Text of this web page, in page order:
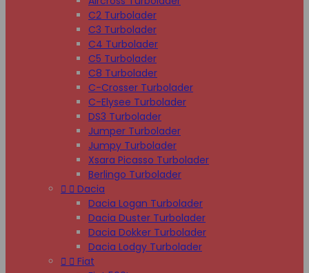
C2 Turbolader
C3 Turbolader
C4 Turbolader
C5 Turbolader
C8 Turbolader
C-Crosser Turbolader
C-Elysee Turbolader
DS3 Turbolader
Jumper Turbolader
Jumpy Turbolader
Xsara Picasso Turbolader
Berlingo Turbolader
  Dacia
Dacia Logan Turbolader
Dacia Duster Turbolader
Dacia Dokker Turbolader
Dacia Lodgy Turbolader
  Fiat